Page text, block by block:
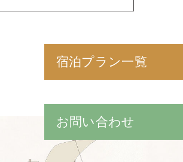
宿泊プラン一覧
お問い合わせ